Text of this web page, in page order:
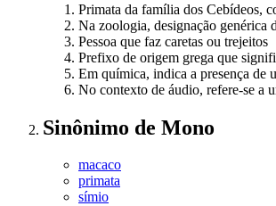
Primata da família dos Cebídeos,
Na zoologia, designação genérica
Pessoa que faz caretas ou trejeitos
Prefixo de origem grega que
Em química, indica a presença de
No contexto de áudio, refere-se a
Sinônimo de Mono
macaco
primata
símio